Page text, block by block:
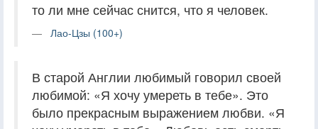
то ли мне сейчас снится, что я человек.
Лао-Цзы (100+)
В старой Англии любимый говорил своей
любимой: «Я хочу умереть в тебе». Это
было прекрасным выражением любви. «Я